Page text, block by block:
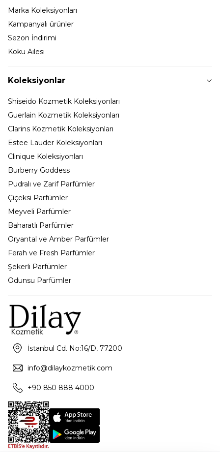
Marka Koleksiyonları
Kampanyalı ürünler
Sezon İndirimi
Koku Ailesi
Koleksiyonlar
Shiseido Kozmetik Koleksiyonları
Guerlain Kozmetik Koleksiyonları
Clarins Kozmetik Koleksiyonları
Estee Lauder Koleksiyonları
Clinique Koleksiyonları
Burberry Goddess
Pudralı ve Zarif Parfümler
Çiçeksi Parfümler
Meyveli Parfümler
Baharatlı Parfümler
Oryantal ve Amber Parfümler
Ferah ve Fresh Parfümler
Şekerli Parfümler
Odunsu Parfümler
İstanbul Cd. No:16/D, 77200
info@dilaykozmetik.com
+90 850 888 4000